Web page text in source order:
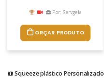
Por: Servgela
ORÇAR PRODUTO
Squeeze plástico Personalizado